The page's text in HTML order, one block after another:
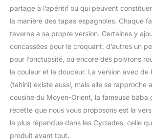
partage à l’apéritif ou qui peuvent
la manière des tapas espagnoles. Chaque
taverne a sa propre version. Certaines y
concassées pour le croquant, d’autres un
pour l’onctuosité, ou encore des poivrons
la couleur et la douceur. La version avec de
(tahini) existe aussi, mais elle se rapproche
cousine du Moyen-Orient, la fameuse baba
recette que nous vous proposons est la
la plus répandue dans les Cyclades, celle
produit avant tout.